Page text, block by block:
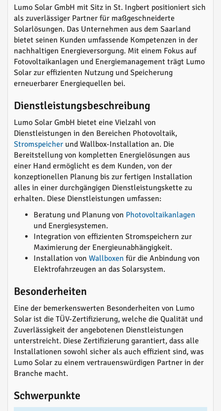
Lumo Solar GmbH mit Sitz in St. Ingbert positioniert sich
als zuverlässiger Partner für maßgeschneiderte
Solarlösungen. Das Unternehmen aus dem Saarland
bietet seinen Kunden umfassende Kompetenzen in der
nachhaltigen Energieversorgung. Mit einem Fokus auf
Fotovoltaikanlagen und Energiemanagement trägt Lumo
Solar zur effizienten Nutzung und Speicherung
erneuerbarer Energiequellen bei.
Dienstleistungsbeschreibung
Lumo Solar GmbH bietet eine Vielzahl von
Dienstleistungen in den Bereichen Photovoltaik,
Stromspeicher und Wallbox-Installation an. Die
Bereitstellung von kompletten Energielösungen aus
einer Hand ermöglicht es dem Kunden, von der
konzeptionellen Planung bis zur fertigen Installation
alles in einer durchgängigen Dienstleistungskette zu
erhalten. Diese Dienstleistungen umfassen:
Beratung und Planung von Photovoltaikanlagen
und Energiesystemen.
Integration von effizienten Stromspeichern zur
Maximierung der Energieunabhängigkeit.
Installation von Wallboxen für die Anbindung von
Elektrofahrzeugen an das Solarsystem.
Besonderheiten
Eine der bemerkenswerten Besonderheiten von Lumo
Solar ist die TÜV-Zertifizierung, welche die Qualität und
Zuverlässigkeit der angebotenen Dienstleistungen
unterstreicht. Diese Zertifizierung garantiert, dass alle
Installationen sowohl sicher als auch effizient sind, was
Lumo Solar zu einem vertrauenswürdigen Partner in der
Branche macht.
Schwerpunkte